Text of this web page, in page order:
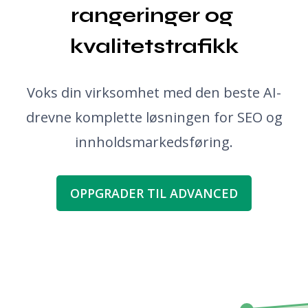
rangeringer og
kvalitetstrafikk
Voks din virksomhet med den beste AI-
drevne komplette løsningen for SEO og
innholdsmarkedsføring.
OPPGRADER TIL ADVANCED